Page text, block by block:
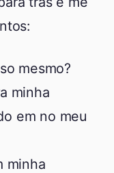
mesmo?
minha
em no meu
minha